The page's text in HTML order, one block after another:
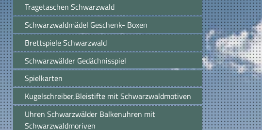
Tragetaschen Schwarzwald
Schwarzwaldmädel Geschenk- Boxen
Brettspiele Schwarzwald
Schwarzwälder Gedächnisspiel
Spielkarten
Kugelschreiber,Bleistifte mit Schwarzwaldmotiven
Uhren Schwarzwälder Balkenuhren mit
Schwarzwaldmoriven